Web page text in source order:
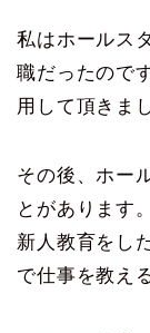
私はホールス
職だったので
用して頂きま
その後、ホー
とがあります。
新人教育をし
で仕事を教え